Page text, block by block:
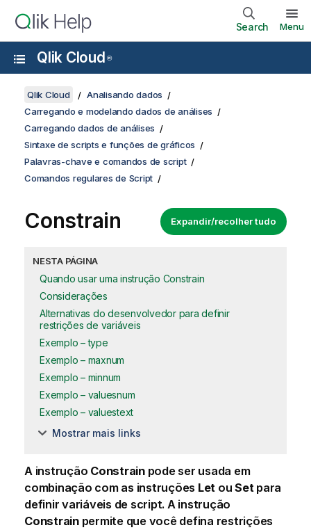
Search Menu
Qlik Cloud ®
Qlik Cloud
Analisando dados
Carregando e modelando dados de análises
Carregando dados de análises
Sintaxe de scripts e funções de gráficos
Palavras-chave e comandos de script
Comandos regulares de Script
Expandir/recolher tudo
Constrain
NESTA PÁGINA
Quando usar uma instrução Constrain
Considerações
Alternativas do desenvolvedor para definir
restrições de variáveis
Exemplo – type
Exemplo – maxnum
Exemplo – minnum
Exemplo – valuesnum
Exemplo – valuestext
Mostrar mais links
A instrução Constrainpode ser usada em
combinação com as instruções Let ou Setpara
definir variáveis de script. A instrução
Constrainpermite que você defina restrições